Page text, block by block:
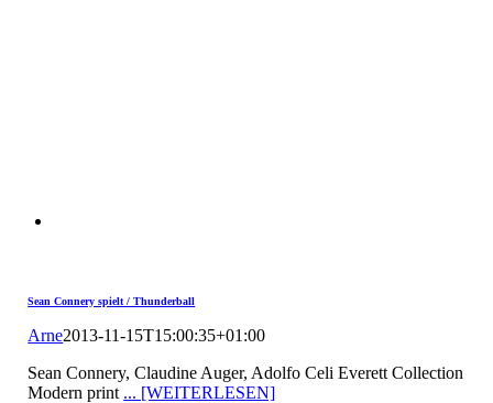
Sean Connery spielt / Thunderball
Arne2013-11-15T15:00:35+01:00
Sean Connery, Claudine Auger, Adolfo Celi Everett Collection
Modern print ... [WEITERLESEN]